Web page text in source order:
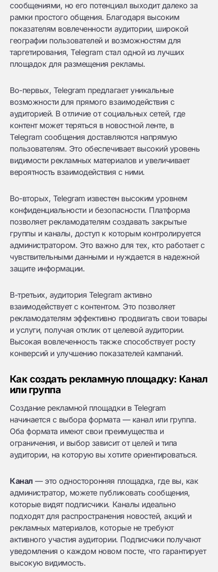
сообщениями, но его потенциал выходит далеко за
рамки простого общения. Благодаря высоким
показателям вовлеченности аудитории, широкой
географии пользователей и возможностям для
таргетирования, Telegram стал одной из лучших
площадок для размещения рекламы.
Во-первых, Telegram предлагает уникальные
возможности для прямого взаимодействия с
аудиторией. В отличие от социальных сетей, где
контент может теряться в новостной ленте, в
Telegram сообщения доставляются напрямую
пользователям. Это обеспечивает высокий уровень
видимости рекламных материалов и увеличивает
вероятность взаимодействия с ними.
Во-вторых, Telegram известен высоким уровнем
конфиденциальности и безопасности. Платформа
позволяет рекламодателям создавать закрытые
группы и каналы, доступ к которым контролируется
администратором. Это важно для тех, кто работает с
чувствительными данными и нуждается в надежной
защите информации.
В-третьих, аудитория Telegram активно
взаимодействует с контентом. Это позволяет
рекламодателям эффективно продвигать свои товары
и услуги, получая отклик от целевой аудитории.
Высокая вовлеченность также способствует росту
конверсий и улучшению показателей кампаний.
Как создать рекламную площадку: Канал
или группа
Создание рекламной площадки в Telegram
начинается с выбора формата — канал или группа.
Оба формата имеют свои преимущества и
ограничения, и выбор зависит от целей и типа
аудитории, на которую вы хотите ориентироваться.
Канал — это односторонняя площадка, где вы, как
администратор, можете публиковать сообщения,
которые видят подписчики. Каналы идеально
подходят для распространения новостей, акций и
рекламных материалов, которые не требуют
активного участия аудитории. Подписчики получают
уведомления о каждом новом посте, что гарантирует
высокую видимость.